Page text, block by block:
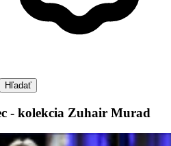
Hľadať
- kolekcia Zuhair Murad